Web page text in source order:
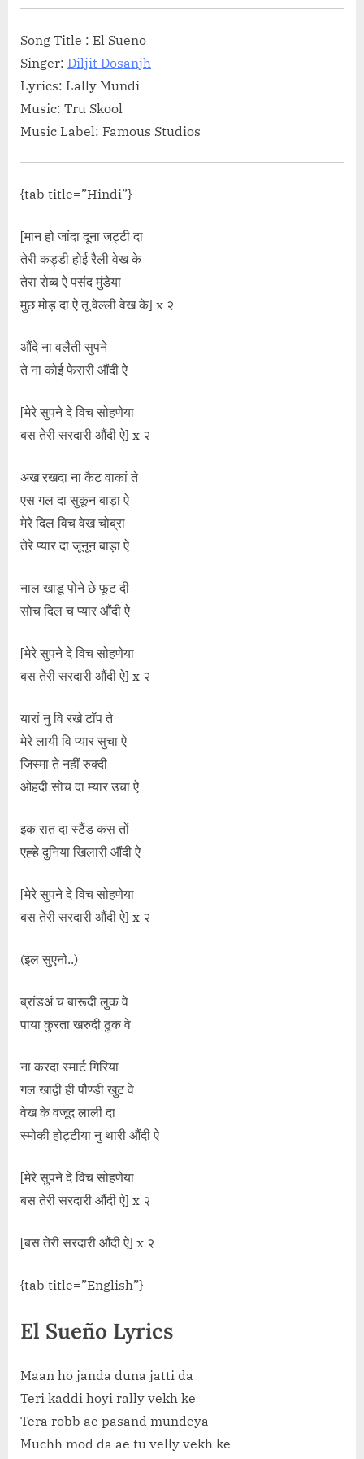
Song Title : El Sueno
Singer: Diljit Dosanjh
Lyrics: Lally Mundi
Music: Tru Skool
Music Label: Famous Studios
{tab title=”Hindi”}
[मान हो जांदा दूना जट्टी दा
तेरी कड्डी होई रैली वेख के
तेरा रोब्ब ऐ पसंद मुंडेया
मुछ मोड़ दा ऐ तू वेल्ली वेख के] x २
औंदे ना वलैती सुपने
ते ना कोई फेरारी औंदी ऐ
[मेरे सुपने दे विच सोहणेया
बस तेरी सरदारी औंदी ऐ] x २
अख रखदा ना कैट वाकां ते
एस गल दा सुकून बाड़ा ऐ
मेरे दिल विच वेख चोब्रा
तेरे प्यार दा जूनून बाड़ा ऐ
नाल खाडू पोने छे फूट दी
सोच दिल च प्यार औंदी ऐ
[मेरे सुपने दे विच सोहणेया
बस तेरी सरदारी औंदी ऐ] x २
यारां नु वि रखे टॉप ते
मेरे लायी वि प्यार सुचा ऐ
जिस्मा ते नहीं रुक्दी
ओहदी सोच दा म्यार उचा ऐ
इक रात दा स्टैंड कस तों
एह्हे दुनिया खिलारी औंदी ऐ
[मेरे सुपने दे विच सोहणेया
बस तेरी सरदारी औंदी ऐ] x २
(इल सुएनो..)
ब्रांडअं च बारूदी लुक वे
पाया कुरता खरुदी ठुक वे
ना करदा स्मार्ट गिरिया
गल खाद्वी ही पौण्डी खुट वे
वेख के वजूद लाली दा
स्मोकी होट्टीया नु थारी औंदी ऐ
[मेरे सुपने दे विच सोहणेया
बस तेरी सरदारी औंदी ऐ] x २
[बस तेरी सरदारी औंदी ऐ] x २
{tab title=”English”}
El Sueño Lyrics
Maan ho janda duna jatti da
Teri kaddi hoyi rally vekh ke
Tera robb ae pasand mundeya
Muchh mod da ae tu velly vekh ke